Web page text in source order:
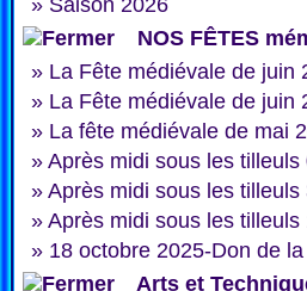
» Saison 2026
NOS FÊTES
» La Fête médiévale de juin
» La Fête médiévale de juin
» La fête médiévale de mai
» Après midi sous les tilleuls
» Après midi sous les tilleuls
» Après midi sous les tilleuls
» 18 octobre 2025-Don de
Arts et